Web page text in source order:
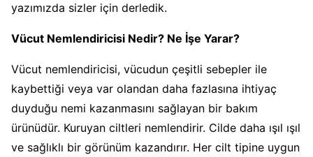
yazımızda sizler için derledik.
Vücut Nemlendiricisi Nedir? Ne İşe Yarar?
Vücut nemlendiricisi, vücudun çeşitli sebepler ile
kaybettiği veya var olandan daha fazlasına ihtiyaç
duyduğu nemi kazanmasını sağlayan bir bakım
ürünüdür. Kuruyan ciltleri nemlendirir. Cilde daha ışıl ışıl
ve sağlıklı bir görünüm kazandırır. Her cilt tipine uygun